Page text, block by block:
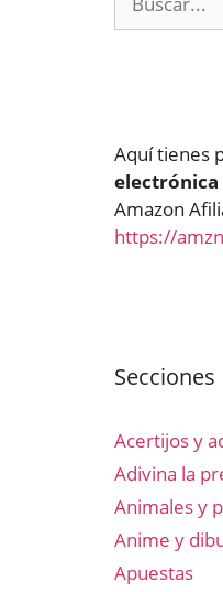
Aquí tienes
electrónica
Amazon
https://
Secciones
Acertijos y
Adivina la
Animales y
Anime y
Apuestas